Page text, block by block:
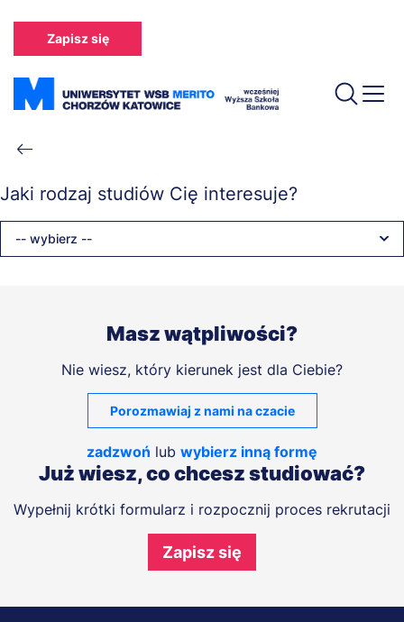
treści
Zapisz się
Ścieżka
nawigacyjna
Jaki rodzaj studiów Cię interesuje?
-- wybierz --
Masz wątpliwości?
Nie wiesz, który kierunek jest dla Ciebie?
Porozmawiaj z nami na czacie
zadzwoń lub wybierz inną formę
Już wiesz, co chcesz studiować?
Wypełnij krótki formularz i rozpocznij proces rekrutacji
Zapisz się